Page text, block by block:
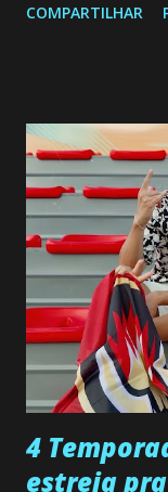
a Programação
confessa a
pessoa que ela
entra no quarto de
encontro deles,
Paula sobre a
Rogerio consegue
desaparecimento
ter sido vítima da
que a clínica
...
COMPARTILHAR
4
estreia